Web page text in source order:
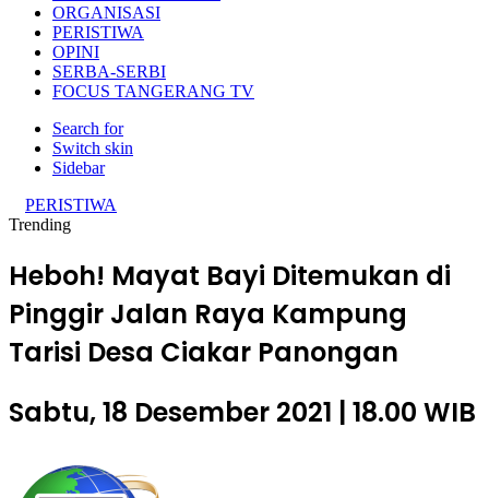
ORGANISASI
PERISTIWA
OPINI
SERBA-SERBI
FOCUS TANGERANG TV
Search for
Switch skin
Sidebar
PERISTIWA
Trending
Heboh! Mayat Bayi Ditemukan di
Pinggir Jalan Raya Kampung
Tarisi Desa Ciakar Panongan
Sabtu, 18 Desember 2021 | 18.00 WIB